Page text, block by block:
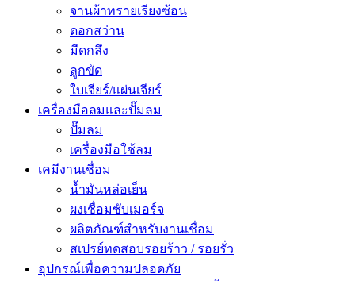
จานผ้าทรายเรียงซ้อน
ดอกสว่าน
มีดกลึง
ลูกขัด
ใบเจียร์/แผ่นเจียร์
เครื่องมือลมและปั๊มลม
ปั๊มลม
เครื่องมือใช้ลม
เคมีงานเชื่อม
น้ำมันหล่อเย็น
ผงเชื่อมซับเมอร์จ
ผลิตภัณฑ์สำหรับงานเชื่อม
สเปรย์ทดสอบรอยร้าว / รอยรั่ว
อุปกรณ์เพื่อความปลอดภัย